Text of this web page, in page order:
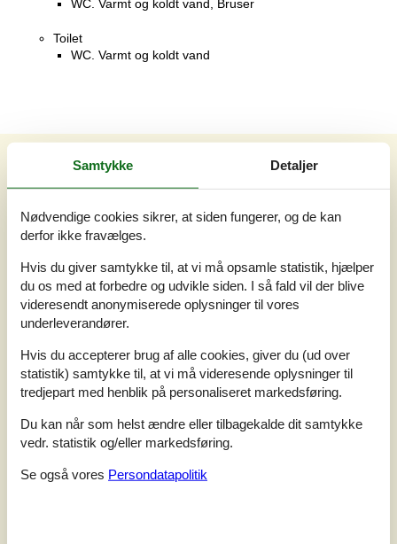
WC. Varmt og koldt vand, Bruser
Toilet
WC. Varmt og koldt vand
Eksterne anmeldelser
Vores gæsteanmeldelserEksterne anmeldelser
3,0
1 ekstern anmeldelse
Tjek ind: 5 Rengøring: 3 Komfort:
Faciliteter:
5 Beliggenhed: 5 Værdi for pengene:
Generel:
We hebben een geweldige week gehad!! Alles wat je nodig
hebt is in het zeer ruime vakantiehuis aanwezig , het is een
oudere woning van rond 1910 in cottage stijl . Her en der kun je
zien dat de tand des tijds de woning heeft aangetast , wat hem
charme en nostalgie geeft. De prijs van de woning is voor de
Samtykke Detaljer
Nødvendige cookies sikrer, at siden fungerer, og de kan
derfor ikke fravælges.
Hvis du giver samtykke til, at vi må opsamle statistik, hjælper
du os med at forbedre og udvikle siden. I så fald vil der blive
videresendt anonymiserede oplysninger til vores
underleverandører.
Hvis du accepterer brug af alle cookies, giver du (ud over
statistik) samtykke til, at vi må videresende oplysninger til
tredjepart med henblik på personaliseret markedsføring.
Du kan når som helst ændre eller tilbagekalde dit samtykke
vedr. statistik og/eller markedsføring.
Se også vores Persondatapolitik